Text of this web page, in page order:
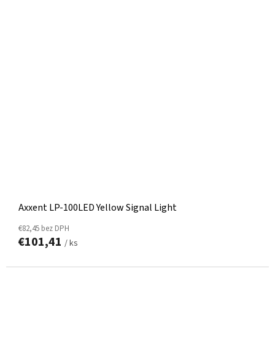
Axxent LP-100LED Yellow Signal Light
€82,45 bez DPH
€101,41 / ks